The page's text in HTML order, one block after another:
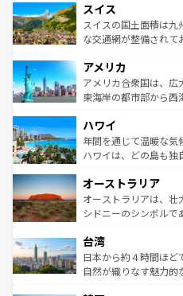
れる地方に足を運ぶと
きるだろう
を参照してほしい。
は、お酒好きな人にはぜひ体
ドイツ情報はコンテン
リアごとに異なる魅力
ティー、ビール好き
戦など、本場だからこ
ンツ一覧を参照してほ
スイス
スイスの国土面積は
な交通網が整備されて
の建物がそのまま残る
博物館もあり、アルプ
ことができる。国民の
ば市内交通費無料で観光を
着のスイス情報はコン
アメリカ
アメリカ合衆国は、広
東海岸の都市部から西
のような巨大都市は、
ンメントが詰まった刺
西部には大自然が広が
部のニューオーリンズ
文化が魅力。旅行者は
しみながら、その多様
ならではの贅沢な旅のスタイルだ。
情報はコンテンツ一覧
ハワイ
年間を通じて温暖な気
ハワイは、どの島も独
ワイ島は見逃せない。
島だが、静かな自然を
おすすめ。エメラルド
れるおもてなしの心で
人々、おいしいローカ
ク、伝統的なフラダン
オーストラリア
オーストラリアは、壮
シドニーのシンボルで
リアリーフや大陸中央
ク）、タスマニアの美
ど、見どころがたくさ
台湾
日本から約４時間ほど
自然が織りなす魅力的